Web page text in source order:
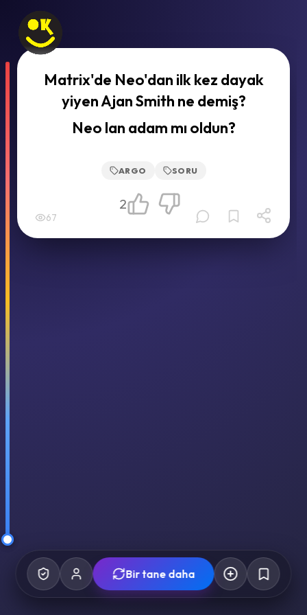
Matrix'de Neo'dan ilk kez dayak
yiyen Ajan Smith ne demiş?
Neo lan adam mı oldun?
ARGO SORU
67
2
Bir tane daha